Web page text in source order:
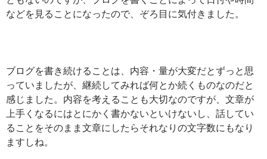
などを見ることになったので、ぞろ目に気付きました。
ブログを書き続けることは、内容・量が大変だとずっと思
っていましたが、継続してみれば何とか続くものなのだと
感じました。内容を考えることも大切なのですが、文章が
上手くなるにはとにかく書かないといけないし、話してい
ることをそのまま文章にしたらそれなりの文字数にもなり
ますしね。